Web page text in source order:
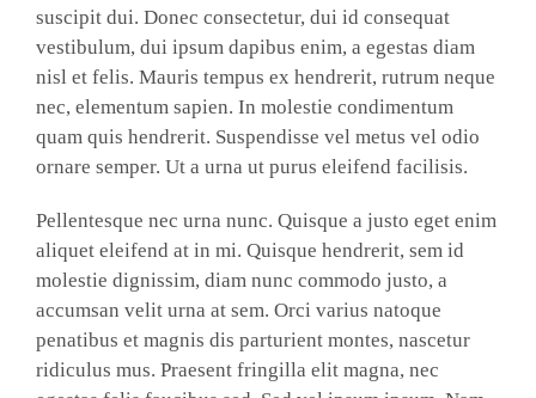
suscipit dui. Donec consectetur, dui id consequat
vestibulum, dui ipsum dapibus enim, a egestas diam
nisl et felis. Mauris tempus ex hendrerit, rutrum neque
nec, elementum sapien. In molestie condimentum
quam quis hendrerit. Suspendisse vel metus vel odio
ornare semper. Ut a urna ut purus eleifend facilisis.
Pellentesque nec urna nunc. Quisque a justo eget enim
aliquet eleifend at in mi. Quisque hendrerit, sem id
molestie dignissim, diam nunc commodo justo, a
accumsan velit urna at sem. Orci varius natoque
penatibus et magnis dis parturient montes, nascetur
ridiculus mus. Praesent fringilla elit magna, nec